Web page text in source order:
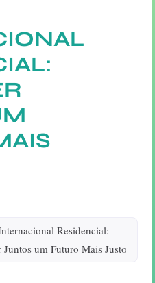
Residencial:
Juntos um Futuro Mais Justo